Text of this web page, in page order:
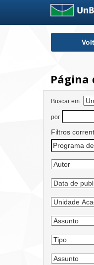
Página
Buscar em:
por
Filtros